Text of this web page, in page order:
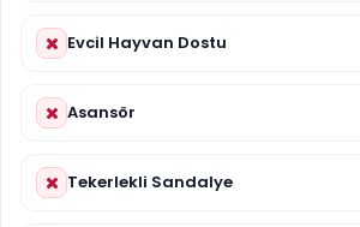
Evcil Hayvan Dostu
Asansör
Tekerlekli Sandalye